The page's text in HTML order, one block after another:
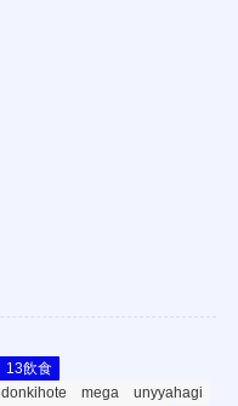
13飲食
donkihote mega unyyahagi